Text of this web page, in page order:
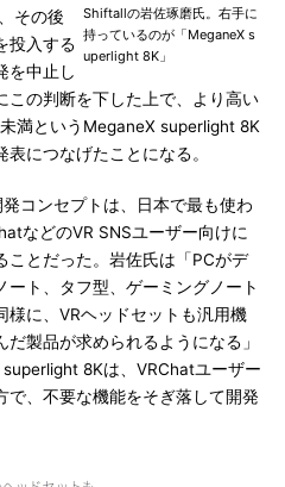
Shiftallの岩佐琢磨氏。右手に
持っているのが「MeganeX s
uperlight 8K」
その後
投入する
を中止し
の判断を下した上で、より高い
満というMeganeX superlight 8K
につなげたことになる。
コンセプトは、日本で最も使わ
などのVR SNSユーザー向けに
ことだった。岩佐氏は「PCがデ
ート、タフ型、ゲーミングノート
様に、VRヘッドセットも汎用機
製品が求められるようになる」
8Kは、VRChatユーザー
で、不要な機能をそぎ落して開発